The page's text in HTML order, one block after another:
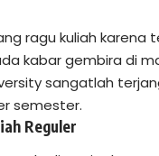
ragu kuliah karena
kabar gembira di
sangatlah
semester.
Reguler